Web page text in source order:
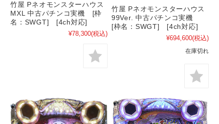
竹屋 Pネオモンスターハウス
MXL 中古パチンコ実機 [枠
名：SWGT] [4ch対応]
¥78,300(税込)
竹屋 Pネオモンスターハウス
99Ver. 中古パチンコ実機
[枠名：SWGT] [4ch対応]
¥694,600(税込)
在庫切れ